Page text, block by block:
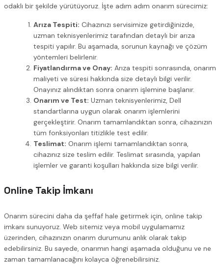
odaklı bir şekilde yürütüyoruz. İşte adım adım onarım sürecimiz:
Arıza Tespiti: Cihazınızı servisimize getirdiğinizde,
uzman teknisyenlerimiz tarafından detaylı bir arıza
tespiti yapılır. Bu aşamada, sorunun kaynağı ve çözüm
yöntemleri belirlenir.
Fiyatlandırma ve Onay: Arıza tespiti sonrasında, onarım
maliyeti ve süresi hakkında size detaylı bilgi verilir.
Onayınız alındıktan sonra onarım işlemine başlanır.
Onarım ve Test: Uzman teknisyenlerimiz, Dell
standartlarına uygun olarak onarım işlemlerini
gerçekleştirir. Onarım tamamlandıktan sonra, cihazınızın
tüm fonksiyonları titizlikle test edilir.
Teslimat: Onarım işlemi tamamlandıktan sonra,
cihazınız size teslim edilir. Teslimat sırasında, yapılan
işlemler ve garanti koşulları hakkında size bilgi verilir.
Online Takip İmkanı
Onarım sürecini daha da şeffaf hale getirmek için, online takip
imkanı sunuyoruz. Web sitemiz veya mobil uygulamamız
üzerinden, cihazınızın onarım durumunu anlık olarak takip
edebilirsiniz. Bu sayede, onarımın hangi aşamada olduğunu ve ne
zaman tamamlanacağını kolayca öğrenebilirsiniz.